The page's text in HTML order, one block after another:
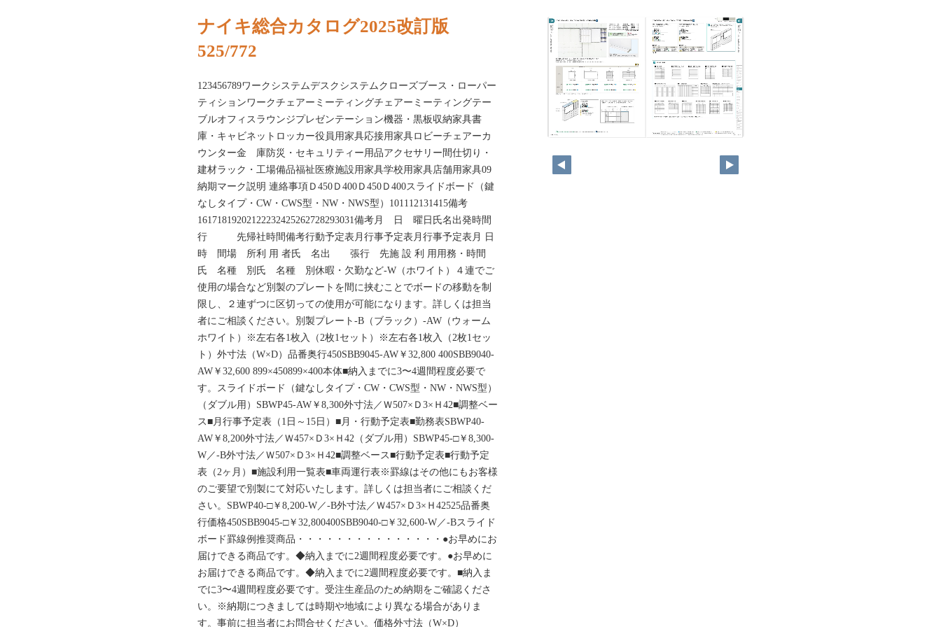
ナイキ総合カタログ2025改訂版
525/772
123456789ワークシステムデスクシステムクローズブース・ローパー
ティションワークチェアーミーティングチェアーミーティングテー
ブルオフィスラウンジプレゼンテーション機器・黒板収納家具書
庫・キャビネットロッカー役員用家具応接用家具ロビーチェアーカ
ウンター金 庫防災・セキュリティー用品アクセサリー間仕切り・
建材ラック・工場備品福祉医療施設用家具学校用家具店舗用家具09
納期マーク説明 連絡事項Ｄ450Ｄ400Ｄ450Ｄ400スライドボード（鍵
なしタイプ・CW・CWS型・NW・NWS型）101112131415備考
16171819202122232425262728293031備考月 日 曜日氏名出発時間
行 先帰社時間備考行動予定表月行事予定表月行事予定表月 日
時 間場 所利 用 者氏 名出 張行 先施 設 利 用用務・時間
氏 名種 別氏 名種 別休暇・欠勤など-W（ホワイト）４連でご
使用の場合など別製のプレートを間に挟むことでボードの移動を制
限し、２連ずつに区切っての使用が可能になります。詳しくは担当
者にご相談ください。別製プレート-B（ブラック）-AW（ウォーム
ホワイト）※左右各1枚入（2枚1セット）※左右各1枚入（2枚1セッ
ト）外寸法（W×D）品番奥行450SBB9045-AW￥32,800 400SBB9040-
AW￥32,600 899×450899×400本体■納入までに3〜4週間程度必要で
す。スライドボード（鍵なしタイプ・CW・CWS型・NW・NWS型）
（ダブル用）SBWP45-AW￥8,300外寸法／Ｗ507×Ｄ3×Ｈ42■調整ベー
ス■月行事予定表（1日～15日）■月・行動予定表■勤務表SBWP40-
AW￥8,200外寸法／Ｗ457×Ｄ3×Ｈ42（ダブル用）SBWP45-□￥8,300-
W／-B外寸法／Ｗ507×Ｄ3×Ｈ42■調整ベース■行動予定表■行動予定
表（2ヶ月）■施設利用一覧表■車両運行表※罫線はその他にもお客様
のご要望で別製にて対応いたします。詳しくは担当者にご相談くだ
さい。SBWP40-□￥8,200-W／-B外寸法／Ｗ457×Ｄ3×Ｈ42525品番奥
行価格450SBB9045-□￥32,800400SBB9040-□￥32,600-W／-Bスライド
ボード罫線例推奨商品・・・・・・・・・・・・・・・●お早めにお
届けできる商品です。◆納入までに2週間程度必要です。●お早めに
お届けできる商品です。◆納入までに2週間程度必要です。■納入ま
でに3〜4週間程度必要です。受注生産品のため納期をご確認くださ
い。※納期につきましては時期や地域により異なる場合がありま
す。事前に担当者にお問合せください。価格外寸法（W×D）